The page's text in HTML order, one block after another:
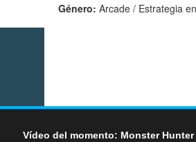
Género: Arcade / Estrategia
Vídeo del momento: Monster